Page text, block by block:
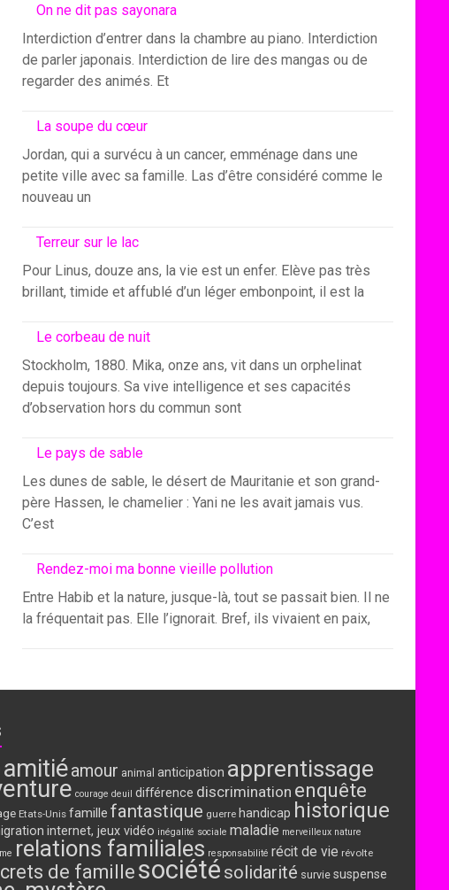
On ne dit pas sayonara
Interdiction d’entrer dans la chambre au piano. Interdiction
de parler japonais. Interdiction de lire des mangas ou de
regarder des animés. Et
La soupe du cœur
Jordan, qui a survécu à un cancer, emménage dans une
petite ville avec sa famille. Las d’être considéré comme le
nouveau un
Terreur sur le lac
Pour Linus, douze ans, la vie est un enfer. Elève pas très
brillant, timide et affublé d’un léger embonpoint, il est la
Le corbeau de nuit
Stockholm, 1880. Mika, onze ans, vit dans un orphelinat
depuis toujours. Sa vive intelligence et ses capacités
d’observation hors du commun sont
Le pays de sable
Les dunes de sable, le désert de Mauritanie et son grand-
père Hassen, le chamelier : Yani ne les avait jamais vus.
C’est
Rendez-moi ma bonne vieille pollution
Entre Habib et la nature, jusque-là, tout se passait bien. Il ne
la fréquentait pas. Elle l’ignorait. Bref, ils vivaient en paix,
amitiéamour animal anticipation apprentissage
courage deuil différence discrimination enquête
Etats-Unis famille fantastique guerre handicap historique
internet, jeux vidéo inégalité sociale maladie merveilleux nature
relations familiales responsabilité récit de vie révolte
de famille société solidarité survie suspense